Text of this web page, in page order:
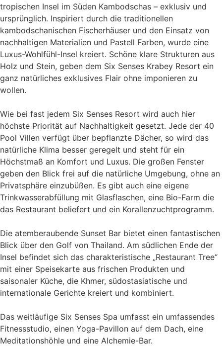
tropischen Insel im Süden Kambodschas – exklusiv und
ursprünglich. Inspiriert durch die traditionellen
kambodschanischen Fischerhäuser und den Einsatz von
nachhaltigen Materialien und Pastell Farben, wurde eine
Luxus-Wohlfühl-Insel kreiert. Schöne klare Strukturen aus
Holz und Stein, geben dem Six Senses Krabey Resort ein
ganz natürliches exklusives Flair ohne imponieren zu
wollen.
Wie bei fast jedem Six Senses Resort wird auch hier
höchste Priorität auf Nachhaltigkeit gesetzt. Jede der 40
Pool Villen verfügt über bepflanzte Dächer, so wird das
natürliche Klima besser geregelt und steht für ein
Höchstmaß an Komfort und Luxus. Die großen Fenster
geben den Blick frei auf die natürliche Umgebung, ohne an
Privatsphäre einzubüßen. Es gibt auch eine eigene
Trinkwasserabfüllung mit Glasflaschen, eine Bio-Farm die
das Restaurant beliefert und ein Korallenzuchtprogramm.
Die atemberaubende Sunset Bar bietet einen fantastischen
Blick über den Golf von Thailand. Am südlichen Ende der
Insel befindet sich das charakteristische „Restaurant Tree“
mit einer Speisekarte aus frischen Produkten und
saisonaler Küche, die Khmer, südostasiatische und
internationale Gerichte kreiert und kombiniert.
Das weitläufige Six Senses Spa umfasst ein umfassendes
Fitnessstudio, einen Yoga-Pavillon auf dem Dach, eine
Meditationshöhle und eine Alchemie-Bar.